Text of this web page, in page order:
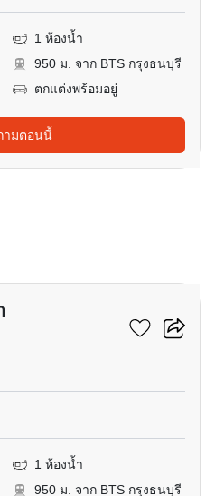
1 ห้องน้ำ
950 ม. จาก BTS กรุงธนบุรี
ตกแต่งพร้อมอยู่
ามตอนนี้
1 ห้องน้ำ
950 ม. จาก BTS กรุงธนบุรี